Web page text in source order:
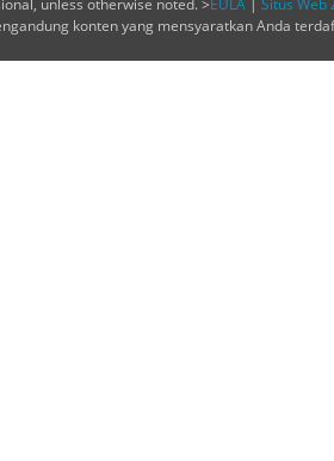
unless otherwise noted. >EULA
Situs Web
konten yang mensyaratkan Anda